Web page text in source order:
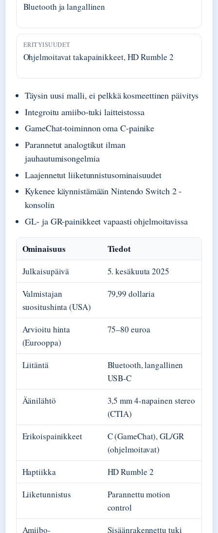
Bluetooth ja langallinen
ERITYISUUDET
Ohjelmoitavat takapainikkeet, HD Rumble 2
Täysin uusi malli, ei pelkkä kosmeettinen päivitys
Integroitu amiibo-tuki laitteistossa
GameChat-toiminnon oma C-painike
Parannetut analogtikut ilman
jauhautumisongelmia
Laajennetut liiketunnistusominaisuudet
Kykenee käynnistämään Nintendo Switch 2 -
konsolin
GL- ja GR-painikkeet vapaasti ohjelmoitavissa
Ominaisuus Tiedot
Julkaisupäivä
5. kesäkuuta 2025
Valmistajan
suositushinta (USA)
79,99 dollaria
Arvioitu hinta
(Eurooppa)
75–80 euroa
Liitäntä
Bluetooth, langallinen
USB-C
Äänilähtö
3,5 mm 4-napainen stereo
(CTIA)
Erikoispainikkeet
C (GameChat), GL/GR
(ohjelmoitavat)
Haptiikka
HD Rumble 2
Liiketunnistus
Parannettu motion
control
Amiibo-
Sisäänrakennettu tuki